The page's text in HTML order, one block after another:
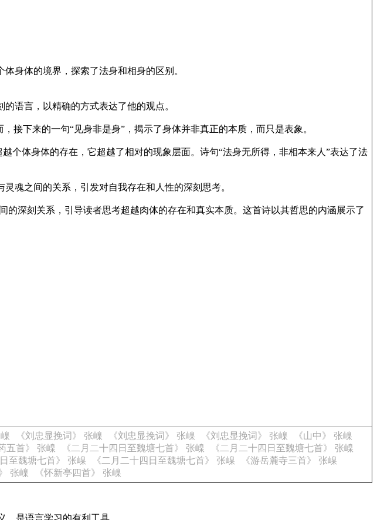
身体的境界，探索了法身和相身的区别。
语言，以精确的方式表达了他的观点。
接下来的一句“见身非是身”，揭示了身体并非真正的本质，而只是表象。
个体身体的存在，它超越了相对的现象层面。诗句“法身无所得，非相本来人”表达了法
魂之间的关系，引发对自我存在和人性的深刻思考。
深刻关系，引导读者思考超越肉体的存在和真实本质。这首诗以其哲思的内涵展示了
《刘忠显挽词》 张嵲 《刘忠显挽词》 张嵲 《刘忠显挽词》 张嵲
《山中》 张嵲
五首》 张嵲 《二月二十四日至魏塘七首》 张嵲
《二月二十四日至魏塘七首》 张嵲
至魏塘七首》 张嵲 《二月二十四日至魏塘七首》 张嵲
《游岳麓寺三首》 张嵲
张嵲 《怀新亭四首》 张嵲
是语言学习的有利工具。